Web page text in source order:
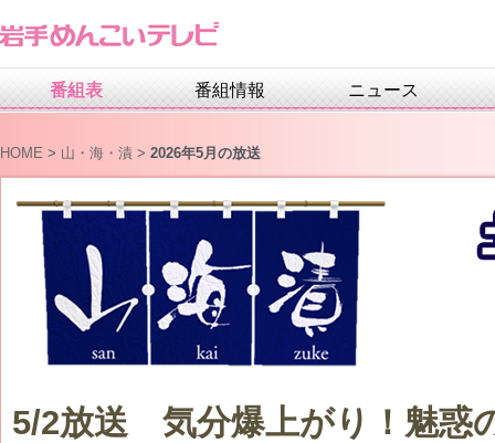
番組表 番組情報 ニュース
HOME > 山・海・漬 > 2026年5月の放送
5/2放送 気分爆上がり！魅惑